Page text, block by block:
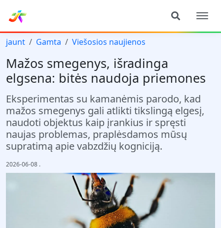
jaunt Gamta Viešosios naujienos
Mažos smegenys, išradinga
elgsena: bitės naudoja priemones
Eksperimentas su kamanėmis parodo, kad
mažos smegenys gali atlikti tikslingą elgesį,
naudoti objektus kaip įrankius ir spręsti
naujas problemas, praplėsdamos mūsų
supratimą apie vabzdžių kogniciją.
2026-06-08 .